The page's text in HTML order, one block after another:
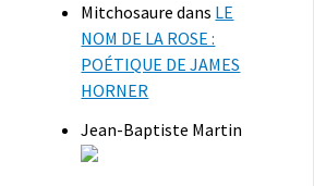
Mitchosaure dans LE
NOM DE LA ROSE :
POÉTIQUE DE JAMES
HORNER
Jean-Baptiste Martin